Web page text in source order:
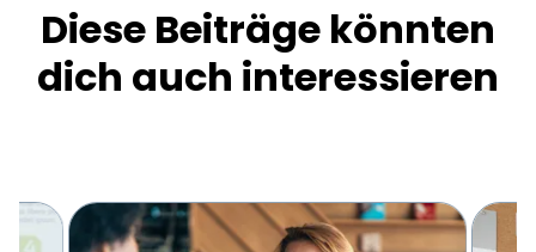
Diese Beiträge könnten
dich auch interessieren